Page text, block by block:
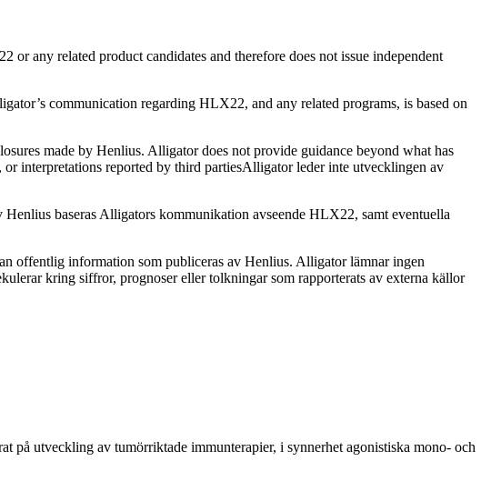
any related product candidates and therefore does not issue independent
communication regarding HLX22, and any related programs, is based on
made by Henlius. Alligator does not provide guidance beyond what has
interpretations reported by third partiesAlligator leder inte utvecklingen av
baseras Alligators kommunikation avseende HLX22, samt eventuella
offentlig information som publiceras av Henlius. Alligator lämnar ingen
kring siffror, prognoser eller tolkningar som rapporterats av externa källor
på utveckling av tumörriktade immunterapier, i synnerhet agonistiska mono- och